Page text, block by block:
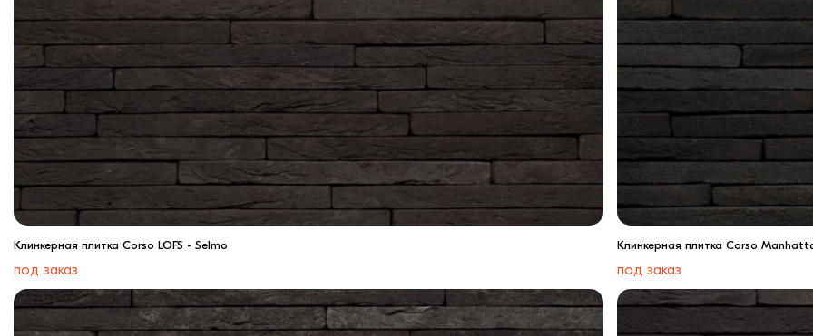
Клинкерная плитка Corso LOFS - Selmo
под заказ
Клинкерная плитка Corso
под заказ